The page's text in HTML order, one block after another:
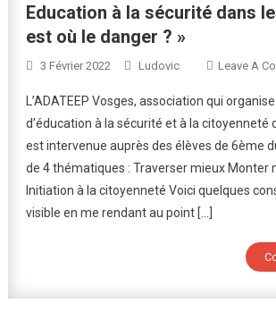
Education à la sécurité dans
est où le danger ? »
3 Février 2022 Ludovic Leave A
L’ADATEEP Vosges, association qui
d’éducation à la sécurité et à la citoyenneté
est intervenue auprès des élèves de 6ème
de 4 thématiques : Traverser mieux Monter
Initiation à la citoyenneté Voici quelques
visible en me rendant au point […]